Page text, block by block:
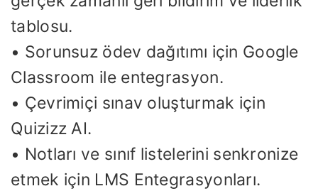
tablosu.
• Sorunsuz ödev dağıtımı için Google
Classroom ile entegrasyon.
• Çevrimiçi sınav oluşturmak için
Quizizz AI.
• Notları ve sınıf listelerini senkronize
etmek için LMS Entegrasyonları.